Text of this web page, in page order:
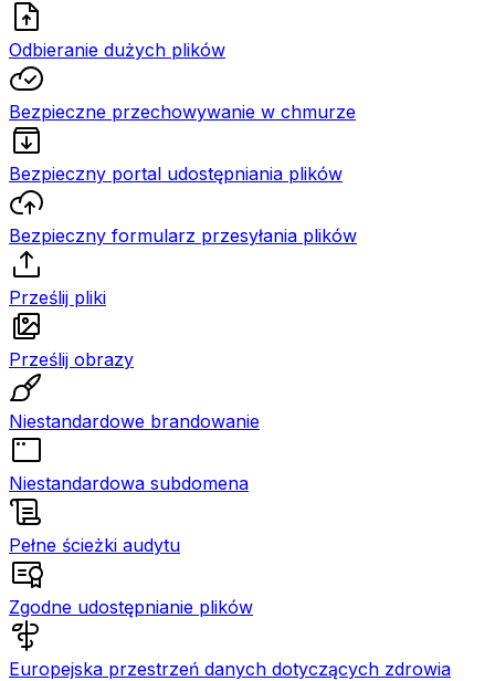
Odbieranie dużych plików
Bezpieczne przechowywanie w chmurze
Bezpieczny portal udostępniania plików
Bezpieczny formularz przesyłania plików
Prześlij pliki
Prześlij obrazy
Niestandardowe brandowanie
Niestandardowa subdomena
Pełne ścieżki audytu
Zgodne udostępnianie plików
Europejska przestrzeń danych dotyczących zdrowia